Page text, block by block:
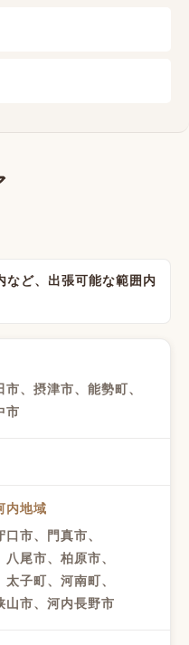
など、出張可能な範囲内
、摂津市、能勢町、
市
内地域
市、門真市、
尾市、柏原市、
子町、河南町、
山市、河内長野市